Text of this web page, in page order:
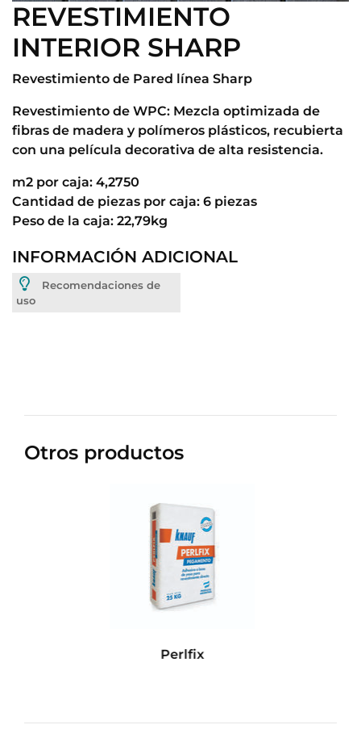
REVESTIMIENTO
INTERIOR SHARP
Revestimiento de Pared línea Sharp
Revestimiento de WPC: Mezcla optimizada de
fibras de madera y polímeros plásticos, recubierta
con una película decorativa de alta resistencia.
m2 por caja: 4,2750
Cantidad de piezas por caja: 6 piezas
Peso de la caja: 22,79kg
INFORMACIÓN ADICIONAL
Recomendaciones de
uso
Otros productos
Perlfix